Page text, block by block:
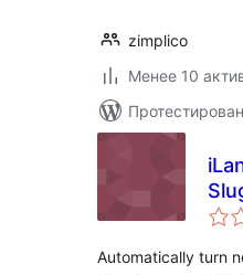
zimplico
Менее 10
Automatically turn